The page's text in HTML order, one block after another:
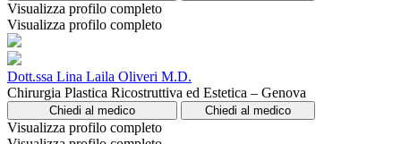
Visualizza profilo completo
Visualizza profilo completo
Dott.ssa Lina Laila Oliveri M.D.
Chirurgia Plastica Ricostruttiva ed Estetica – Genova
Chiedi al medico Chiedi al medico
Visualizza profilo completo